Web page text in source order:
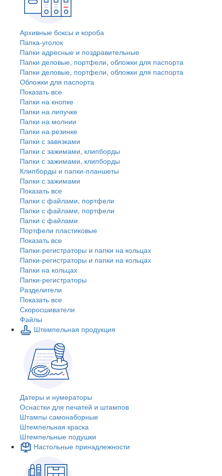
Архивные боксы и короба
Папка-уголок
Папки адресные и поздравительные
Папки деловые, портфели, обложки для паспорта
Папки деловые, портфели, обложки для паспорта
Обложки для паспорта
Показать все
Папки на кнопке
Папки на липучке
Папки на молнии
Папки на резинке
Папки с завязками
Папки с зажимами, клипборды
Папки с зажимами, клипборды
Клипборды и папки-планшеты
Папки с зажимами
Показать все
Папки с файлами, портфели
Папки с файлами, портфели
Папки с файлами
Портфели пластиковые
Показать все
Папки-регистраторы и папки на кольцах
Папки-регистраторы и папки на кольцах
Папки на кольцах
Папки-регистраторы
Разделители
Показать все
Скоросшиватели
Файлы
Штемпельная продукция
Датеры и нумераторы
Оснастки для печатей и штампов
Штампы самонаборные
Штемпельная краска
Штемпельные подушки
Настольные принадлежности